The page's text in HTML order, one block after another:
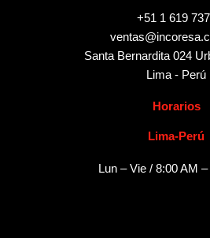
+51 1 619
Santa Bernardita 024
Lima - Perú
Horarios
Lima-Perú
Lun – Vie / 8:00 AM